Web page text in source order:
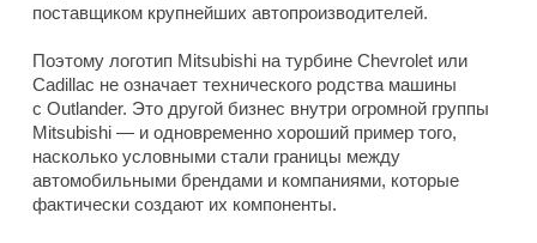
поставщиком крупнейших автопроизводителей.
Поэтому логотип Mitsubishi на турбине Chevrolet или
Cadillac не означает технического родства машины
с Outlander. Это другой бизнес внутри огромной группы
Mitsubishi — и одновременно хороший пример того,
насколько условными стали границы между
автомобильными брендами и компаниями, которые
фактически создают их компоненты.